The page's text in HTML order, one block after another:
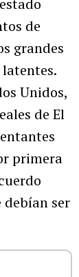
de
grandes
Unidos,
de El
primera
ser